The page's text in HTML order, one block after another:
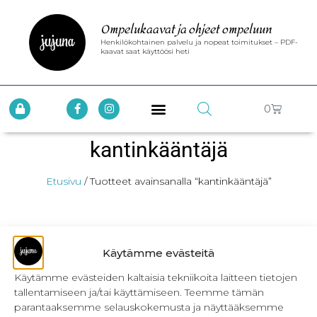
Käytämme evästeitä
Käytämme evästeiden kaltaisia tekniikoita laitteen tietojen
tallentamiseen ja/tai käyttämiseen. Teemme tämän
parantaaksemme selauskokemusta ja näyttääksemme
Ompelukaavat ja ohjeet ompeluun
Henkilökohtainen palvelu ja nopeat toimitukset – PDF-
kaavat saat käyttöösi heti
0
kantinkääntäjä
Etusivu / Tuotteet avainsanalla “kantinkääntäjä”
INFO